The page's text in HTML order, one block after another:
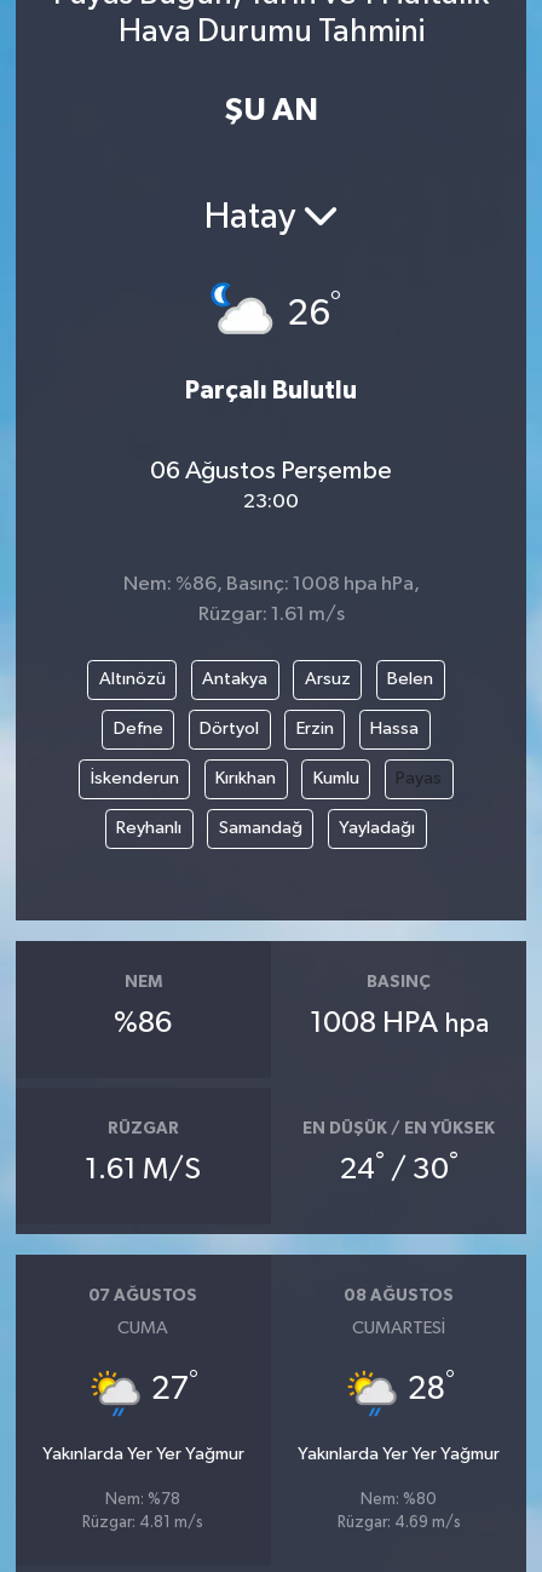
Hava Durumu Tahmini
ŞU AN
Hatay
26°
Parçalı Bulutlu
06 Ağustos Perşembe
23:00
Nem: %86, Basınç: 1008 hpa hPa,
Rüzgar: 1.61 m/s
Altınözü Antakya Arsuz Belen
Defne Dörtyol Erzin Hassa
İskenderun Kırıkhan Kumlu Payas
Reyhanlı Samandağ Yayladağı
NEM
%86
BASINÇ
1008 HPA hpa
RÜZGAR
1.61 M/S
EN DÜŞÜK / EN YÜKSEK
24° / 30°
07 AĞUSTOS
CUMA
27°
Yakınlarda Yer Yer Yağmur
Nem: %78
Rüzgar: 4.81 m/s
08 AĞUSTOS
CUMARTESI
28°
Yakınlarda Yer Yer Yağmur
Nem: %80
Rüzgar: 4.69 m/s